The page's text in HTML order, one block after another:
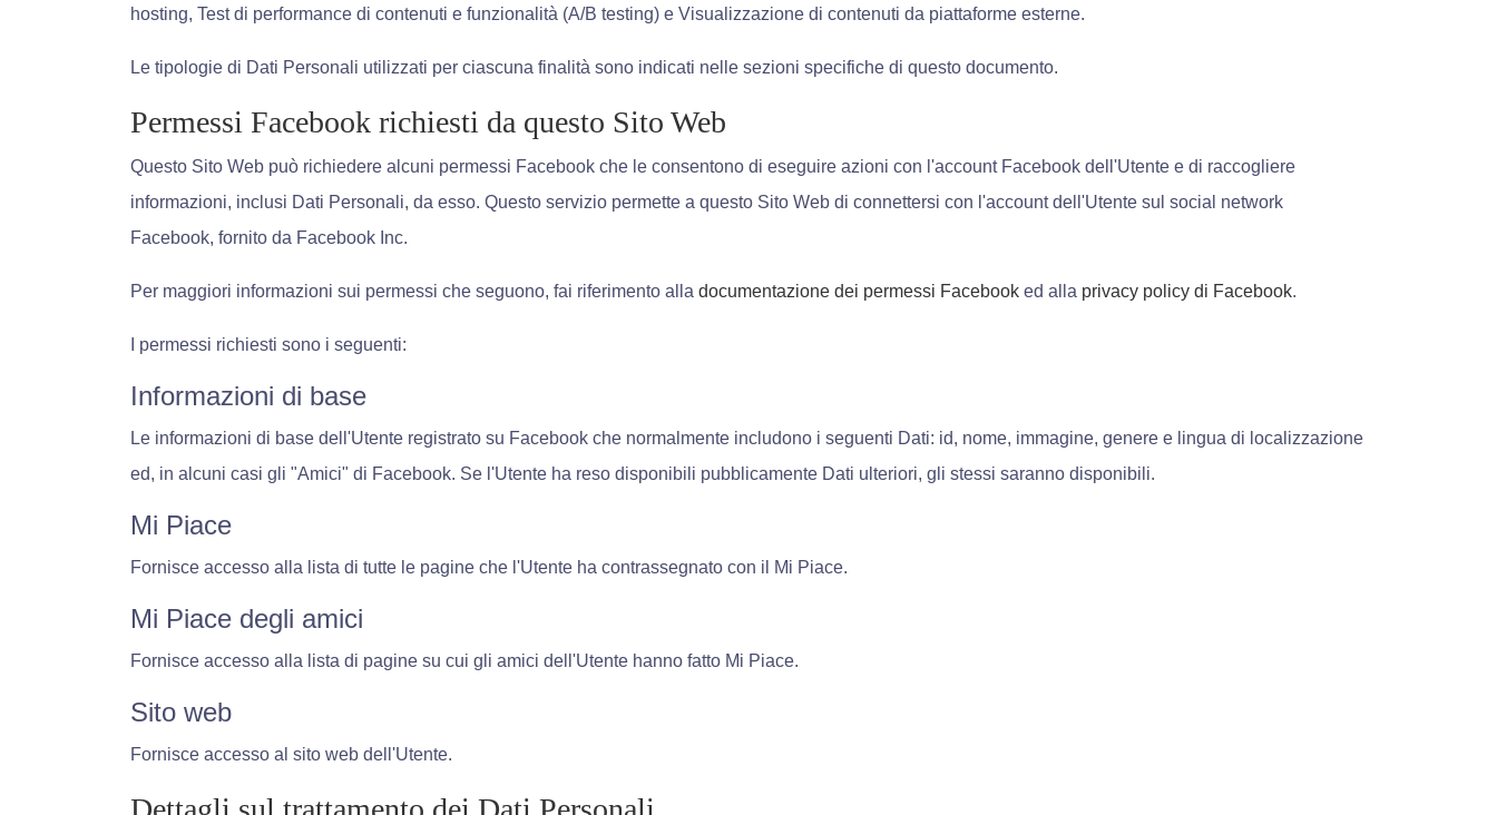
hosting, Test di performance di contenuti e funzionalità (A/B testing) e Visualizzazione di contenuti da piattaforme esterne.
Le tipologie di Dati Personali utilizzati per ciascuna finalità sono indicati nelle sezioni specifiche di questo documento.
Permessi Facebook richiesti da questo Sito Web
Questo Sito Web può richiedere alcuni permessi Facebook che le consentono di eseguire azioni con l'account Facebook dell'Utente e di raccogliere
informazioni, inclusi Dati Personali, da esso. Questo servizio permette a questo Sito Web di connettersi con l'account dell'Utente sul social network
Facebook, fornito da Facebook Inc.
Per maggiori informazioni sui permessi che seguono, fai riferimento alla documentazione dei permessi Facebook ed alla privacy policy di Facebook.
I permessi richiesti sono i seguenti:
Informazioni di base
Le informazioni di base dell'Utente registrato su Facebook che normalmente includono i seguenti Dati: id, nome, immagine, genere e lingua di localizzazione
ed, in alcuni casi gli "Amici" di Facebook. Se l'Utente ha reso disponibili pubblicamente Dati ulteriori, gli stessi saranno disponibili.
Mi Piace
Fornisce accesso alla lista di tutte le pagine che l'Utente ha contrassegnato con il Mi Piace.
Mi Piace degli amici
Fornisce accesso alla lista di pagine su cui gli amici dell'Utente hanno fatto Mi Piace.
Sito web
Fornisce accesso al sito web dell'Utente.